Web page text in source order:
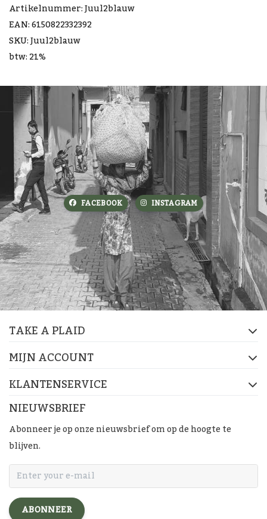
Artikelnummer: Juul2blauw
EAN: 6150822332392
SKU: Juul2blauw
btw: 21%
FACEBOOK INSTAGRAM
TAKE A PLAID
MIJN ACCOUNT
KLANTENSERVICE
NIEUWSBRIEF
Abonneer je op onze nieuwsbrief om op de hoogte te
blijven.
ABONNEER